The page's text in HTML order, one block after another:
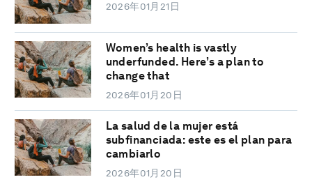
2026年01月21日
Women’s health is vastly
underfunded. Here’s a plan to
change that
2026年01月20日
La salud de la mujer está
subfinanciada: este es el plan para
cambiarlo
2026年01月20日